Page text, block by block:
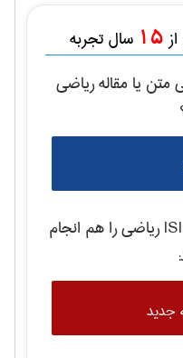
15 سال تجربه
یا مقالهرياضی
رياضیرا هم انجام
جدید